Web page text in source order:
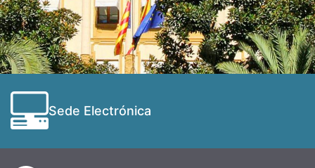
Sede Electrónica